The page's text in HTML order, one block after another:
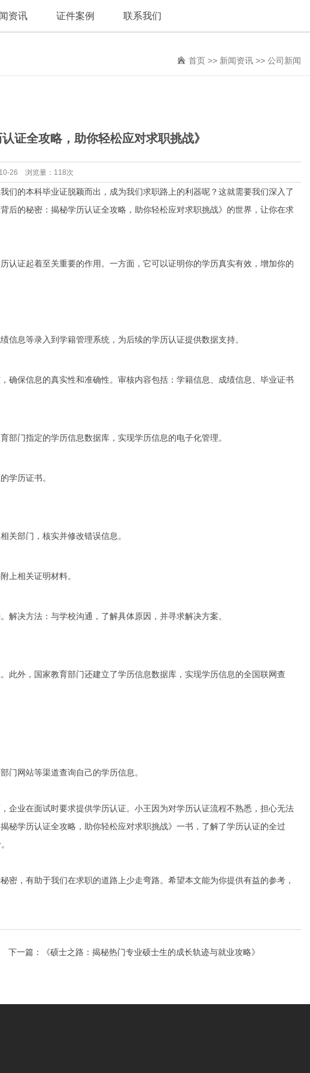
资讯 证件案例 联系我们
首页 >> 新闻资讯 >> 公司新闻
证全攻略，助你轻松应对求职挑战》
26 浏览量：118次
的本科毕业证脱颖而出，成为我们求职路上的利器呢？这就需要我们深入了
后的秘密：揭秘学历认证全攻略，助你轻松应对求职挑战》的世界，让你在求
认证起着至关重要的作用。一方面，它可以证明你的学历真实有效，增加你的
息等录入到学籍管理系统，为后续的学历认证提供数据支持。
确保信息的真实性和准确性。审核内容包括：学籍信息、成绩信息、毕业证书
门指定的学历信息数据库，实现学历信息的电子化管理。
学历证书。
关部门，核实并修改错误信息。
上相关证明材料。
决方法：与学校沟通，了解具体原因，并寻求解决方案。
此外，国家教育部门还建立了学历信息数据库，实现学历信息的全国联网查
门网站等渠道查询自己的学历信息。
企业在面试时要求提供学历认证。小王因为对学历认证流程不熟悉，担心无法
秘学历认证全攻略，助你轻松应对求职挑战》一书，了解了学历认证的全过
，有助于我们在求职的道路上少走弯路。希望本文能为你提供有益的参考，
下一篇： 《硕士之路：揭秘热门专业硕士生的成长轨迹与就业攻略》